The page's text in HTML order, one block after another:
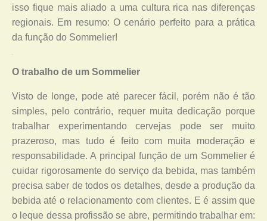
isso fique mais aliado a uma cultura rica nas diferenças
regionais. Em resumo: O cenário perfeito para a prática
da função do Sommelier!
O trabalho de um Sommelier
Visto de longe, pode até parecer fácil, porém não é tão
simples, pelo contrário, requer muita dedicação porque
trabalhar experimentando cervejas pode ser muito
prazeroso, mas tudo é feito com muita moderação e
responsabilidade. A principal função de um Sommelier é
cuidar rigorosamente do serviço da bebida, mas também
precisa saber de todos os detalhes, desde a produção da
bebida até o relacionamento com clientes. E é assim que
o leque dessa profissão se abre, permitindo trabalhar em: